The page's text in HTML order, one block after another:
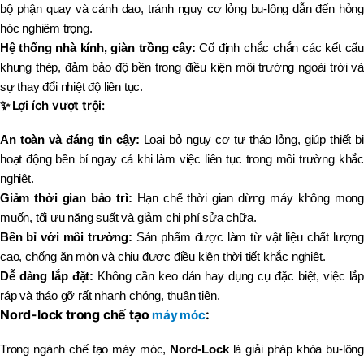
bộ phận quay và cánh dao, tránh nguy cơ lỏng bu-lông dẫn đến hỏng
hóc nghiêm trọng.
Hệ thống nhà kính, giàn trồng cây: Cố định chắc chắn các kết cấu
khung thép, đảm bảo độ bền trong điều kiện môi trường ngoài trời và
sự thay đổi nhiệt độ liên tục.
✨Lợi ích vượt trội:
An toàn và đáng tin cậy: Loại bỏ nguy cơ tự tháo lỏng, giúp thiết bị
hoạt động bền bỉ ngay cả khi làm việc liên tục trong môi trường khắc
nghiệt.
Giảm thời gian bảo trì: Hạn chế thời gian dừng máy không mong
muốn, tối ưu năng suất và giảm chi phí sửa chữa.
Bền bỉ với môi trường: Sản phẩm được làm từ vật liệu chất lượng
cao, chống ăn mòn và chịu được điều kiện thời tiết khắc nghiệt.
Dễ dàng lắp đặt: Không cần keo dán hay dụng cụ đặc biệt, việc lắp
ráp và tháo gỡ rất nhanh chóng, thuận tiện.
Nord-lock trong chế tạomáy móc:
Trong ngành chế tạo máy móc, Nord-Locklà giải pháp khóa bu-lông